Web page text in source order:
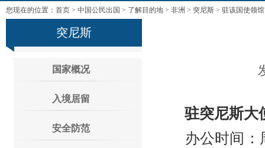
您现在的位置： 首页 > 中国公民出国 > 了解目的地 > 非洲 > 突尼斯 > 驻该国使领馆
突尼斯
国家概况
入境居留
安全防范
驻突尼斯大
办公时间：周